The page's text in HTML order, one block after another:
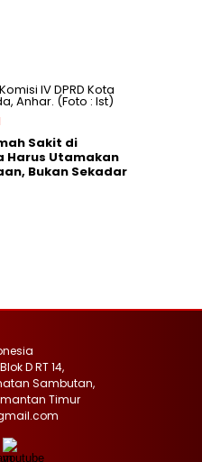
Sakit di
Harus Utamakan
Bukan Sekadar
D RT 14,
Sambutan,
Timur